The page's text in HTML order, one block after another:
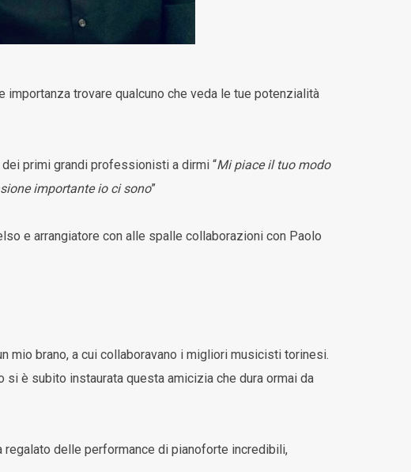
trovare qualcuno che veda le tue potenzialità
primi grandi professionisti a dirmi “Mi piace il tuo modo
importante io ci sono”
e arrangiatore con alle spalle collaborazioni con Paolo
mio brano, a cui collaboravano i migliori musicisti torinesi.
è subito instaurata questa amicizia che dura ormai da
delle performance di pianoforte incredibili,